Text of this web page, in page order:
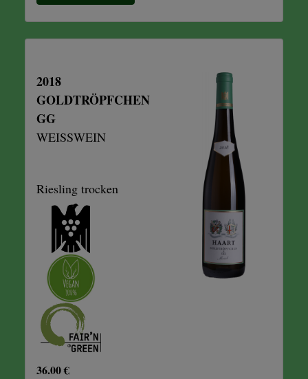
2018
GOLDTRÖPFCHEN
GG
WEISSWEIN
Riesling trocken
36.00 €